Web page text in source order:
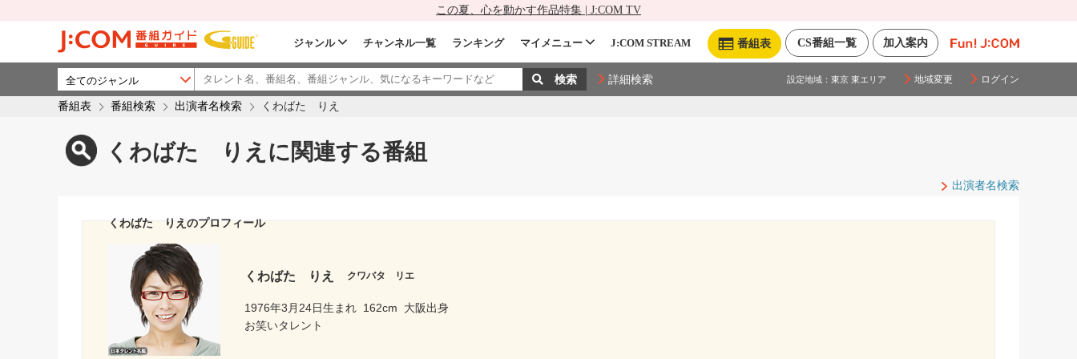
この夏、心を動かす作品特集 | J:COM TV
加入案内
CS番組一覧
番組表
ジャンル チャンネル一覧 ランキング マイメニュー J:COM STREAM
詳細検索 設定地域： 東京 東エリア 地域変更 ログイン
番組表 番組検索 出演者名検索 くわばた りえ
くわばた りえに関連する番組
出演者名検索
くわばた りえのプロフィール
くわばた りえ クワバタ リエ
1976年3月24日生まれ 162cm
大阪出身
お笑いタレント